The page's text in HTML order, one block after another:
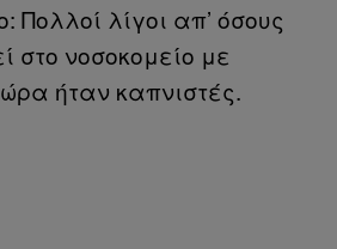
Πολλοί λίγοι απ’ όσους
στο νοσοκομείο με
ήταν καπνιστές.